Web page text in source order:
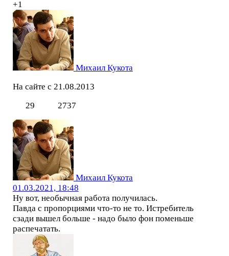
+1
Михаил Кукота
На сайте с 21.08.2013
29
2737
Михаил Кукота
01.03.2021, 18:48
Ну вот, необычная работа получилась.
Павда с пропорциями что-то не то. Истребитель
сзади вышел больше - надо было фон поменьше
распечатать.